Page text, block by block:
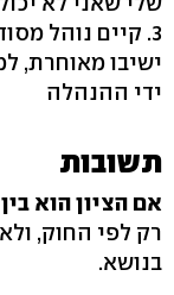
3. קיים נוהל
ישיבו מאוחרת,
ידי ההנהלה
תשובות
אם הציון הוא בין 7-10:
רק לפי החוק,
בנושא.